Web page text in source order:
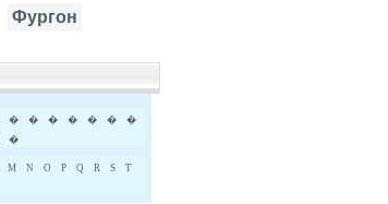
Фургон
� � � � � �
�
�
M N O P Q R S
T